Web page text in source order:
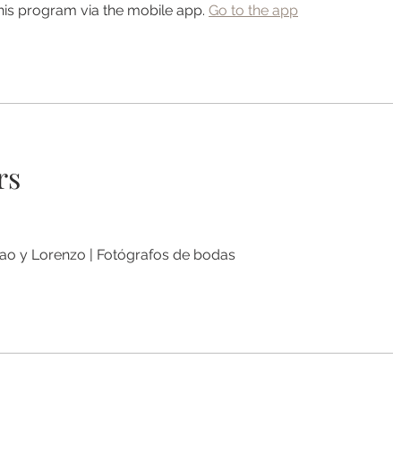
program via the mobile app. Go to the app
y Lorenzo | Fotógrafos de bodas